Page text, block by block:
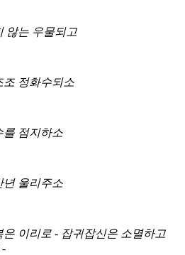
않는 우물되고
조 정화수되소
를 점지하소
년 울리주소
이리로 - 잡귀잡신은 소멸하고
-